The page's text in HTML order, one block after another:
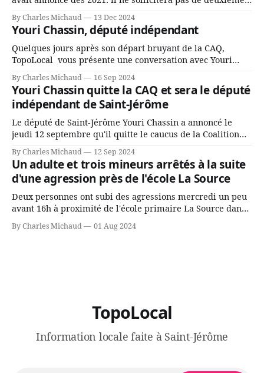
mandat à titre de maire de Saint-Jérôme. Bourcier en a
fait l’annonce en s’adressant aux employés de la ville,
rassemblés en soirée pour leur traditionnel souper
By Charles Michaud 13 Dec 2024
Youri Chassin, député indépendant
Quelques jours après son départ bruyant de la CAQ,
TopoLocal vous présente une conversation avec Youri
Chassin. Nous avons causé de sa décision. Y songeait-il
depuis longtemps? Sera-t-il candidat indépendant dans 2
ans? Joindrait-il un autre parti, par exemple les
conservateurs d’Éric Duhaime? Que lui
By Charles Michaud 16 Sep 2024
Youri Chassin quitte la CAQ et sera le député
indépendant de Saint-Jérôme
Le député de Saint-Jérôme Youri Chassin a annoncé le
jeudi 12 septembre qu'il quitte le caucus de la Coalition
Avenir Québec de François Legault parce qu'il est déçu du
gouvernement de la CAQ, surtout de son incapacité, qu'il
juge chronique, à offrir des
By Charles Michaud 12 Sep 2024
Un adulte et trois mineurs arrêtés à la suite
d'une agression près de l'école La Source
Deux personnes ont subi des agressions mercredi un peu
avant 16h à proximité de l'école primaire La Source dans
le secteur Bellefeuille de Saint-Jérôme. L'une de deux
victimes aurait été écrasée sous un véhicule et aspergée
By Charles Michaud 01 Aug 2024
TopoLocal
Information locale faite à Saint-Jérôme